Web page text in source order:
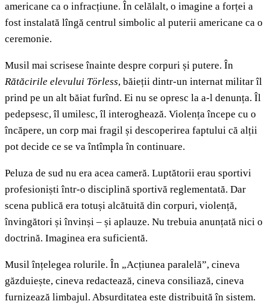
americane ca o infracțiune. În celălalt, o imagine a forței a
fost instalată lîngă centrul simbolic al puterii americane ca o
ceremonie.
Musil mai scrisese înainte despre corpuri și putere. În
Rătăcirile elevului Törless, băieții dintr-un internat militar îl
prind pe un alt băiat furînd. Ei nu se opresc la a-l denunța. Îl
pedepsesc, îl umilesc, îl interoghează. Violența începe cu o
încăpere, un corp mai fragil și descoperirea faptului că alții
pot decide ce se va întîmpla în continuare.
Peluza de sud nu era acea cameră. Luptătorii erau sportivi
profesioniști într-o disciplină sportivă reglementată. Dar
scena publică era totuși alcătuită din corpuri, violență,
învingători și învinși – și aplauze. Nu trebuia anunțată nici o
doctrină. Imaginea era suficientă.
Musil înțelegea rolurile. În „Acțiunea paralelă”, cineva
găzduiește, cineva redactează, cineva consiliază, cineva
furnizează limbajul. Absurditatea este distribuită în sistem.